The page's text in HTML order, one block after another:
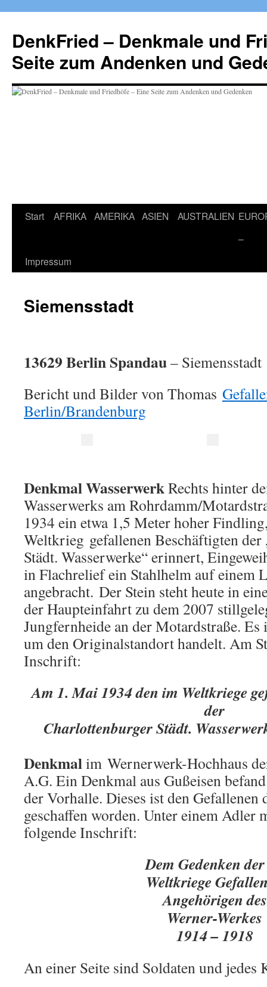
springen
DenkFried – Denkmale und
Seite zum Andenken und
Start AFRIKA AMERIKA ASIEN AUSTRALIEN
–
Impressum
Siemensstadt
13629 Berlin Spandau– Siemensstadt
Bericht und Bilder von Thomas
Berlin/Brandenburg
Denkmal WasserwerkRechts hinter
Wasserwerks am Rohrdamm/
1934 ein etwa 1,5 Meter hoher
Weltkrieg gefallenen Beschäftigten der
Städt. Wasserwerke“ erinnert,
in Flachrelief ein Stahlhelm auf einem
angebracht. Der Stein steht heute in
der Haupteinfahrt zu dem 2007
Jungfernheide an der Motardstraße. Es
um den Originalstandort handelt. Am
Inschrift:
Am 1. Mai 1934 den im Weltkriege
der
Charlottenburger Städt.
Denkmalim Wernerwerk-Hochhaus
A.G. Ein Denkmal aus Gußeisen
der Vorhalle. Dieses ist den Gefallenen
geschaffen worden. Unter einem Adler
folgende Inschrift:
Dem Gedenken
Weltkriege
Angehörigen des
Werner-Werkes
1914 – 1918
An einer Seite sind Soldaten und jedes